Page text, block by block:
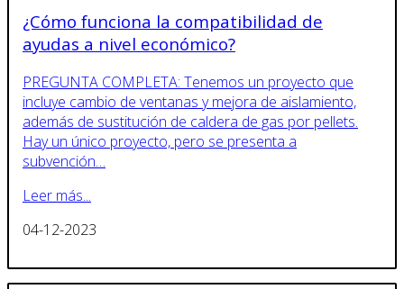
¿Cómo funciona la compatibilidad de
ayudas a nivel económico?
PREGUNTA COMPLETA: Tenemos un proyecto que
incluye cambio de ventanas y mejora de aislamiento,
además de sustitución de caldera de gas por pellets.
Hay un único proyecto, pero se presenta a
subvención…
Leer más...
04-12-2023